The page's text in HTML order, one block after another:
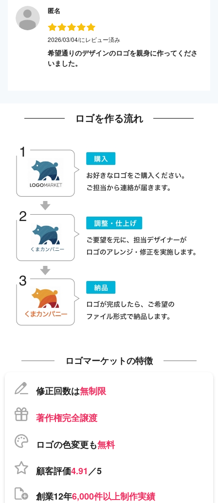
匿名
2026/03/04/にレビュー済み
希望通りのデザインのロゴを親身に作ってくださ
いました。
ロゴを作る流れ
ロゴマーケットの特徴
修正回数は無制限
著作権完全譲渡
ロゴの色変更も無料
顧客評価4.91／5
創業12年6,000件以上制作実績